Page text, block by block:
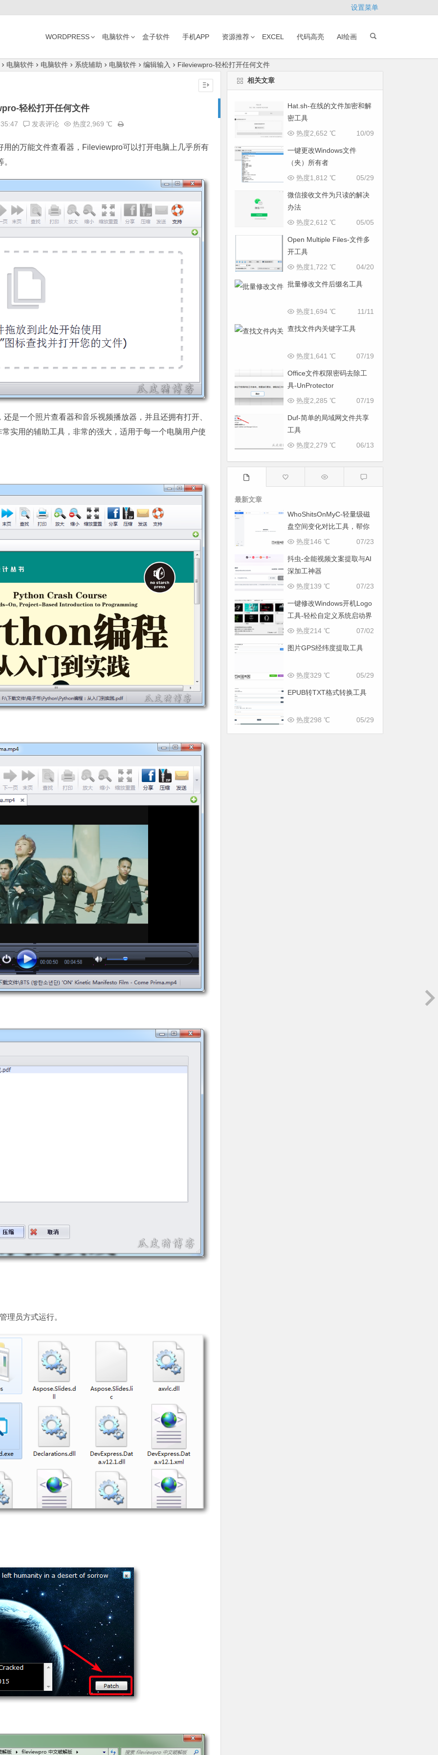
设置菜单
WORDPRESS 电脑软件 盒子软件 手机APP 资源推荐 EXCEL 代码高亮 AI绘画
电脑软件 电脑软件 系统辅助 电脑软件 编辑输入 Fileviewpro-轻松打开任何文件
轻松打开任何文件
发表评论 热度2,969 ℃
用的万能文件查看器，Fileviewpro可以打开电脑上几乎所有
是一个照片查看器和音乐视频播放器，并且还拥有打开、
实用的辅助工具，非常的强大，适用于每一个电脑用户使
理员方式运行。
相关文章
Hat.sh-在线的文件加密和解
密工具
10/09
热度2,652 ℃
一键更改Windows文件
（夹）所有者
05/29
热度1,812 ℃
微信接收文件为只读的解决
办法
05/05
热度2,612 ℃
Open Multiple Files-文件多
开工具
04/20
热度1,722 ℃
批量修改文件后缀名工具
11/11
热度1,694 ℃
查找文件内关键字工具
07/19
热度1,641 ℃
Office文件权限密码去除工
具-UnProtector
07/19
热度2,285 ℃
Duf-简单的局域网文件共享
工具
06/13
热度2,279 ℃
最新文章
WhoShitsOnMyC-轻量级磁
盘空间变化对比工具，帮你
找出“吃掉”空间的罪魁祸首
07/23
热度146 ℃
抖虫-全能视频文案提取与AI
深加工神器
07/23
热度139 ℃
一键修改Windows开机Logo
工具-轻松自定义系统启动界
面
07/02
热度214 ℃
图片GPS经纬度提取工具
05/29
热度329 ℃
EPUB转TXT格式转换工具
05/29
热度298 ℃